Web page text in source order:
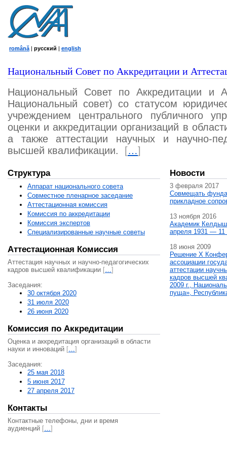
română | русский | english
Национальный Совет по Аккредитации и
Национальный Совет по Аккредитации и
Национальный совет) со статусом
учреждением центрального публичного
оценки и аккредитации организаций в
а также аттестации научных и научно-
высшей квалификации.
[…]
Структура
Аппарат национального совета
Совместное пленарное заседание
Аттестационная комисcия
Комиссия по аккредитации
Комиссия экспертов
Специализированные научные советы
Аттестационная Комиссия
Аттестация научных и научно-педагогических
кадров высшей квалификации […]
Заседания:
30 октября 2020
31 июля 2020
26 июня 2020
Комиссия по Аккредитации
Оценка и аккредитация организаций в области
науки и инноваций […]
Заседания:
25 мая 2018
5 июня 2017
27 апреля 2017
Контакты
Контактные телефоны, дни и время
аудиенций […]
Новости
3 февраля 2017
Совмещать
прикладное
13 ноября 2016
Академик
апреля 1931 — 11
18 июня 2009
Решение X
ассоциации
аттестации
кадров высшей
2009 г.,
пуща»,